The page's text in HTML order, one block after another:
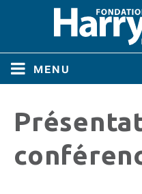
menu
À propos
Menu
À propos